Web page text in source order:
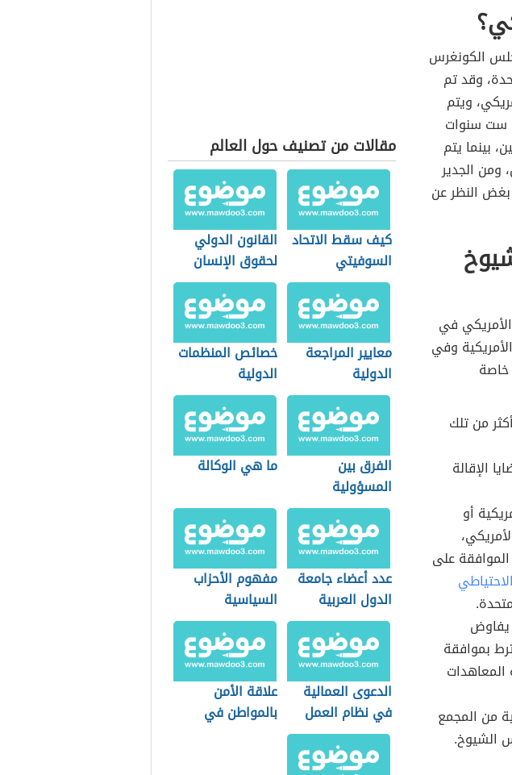
الكونغرس
وقد تم
ويتم
ست سنوات
بينما يتم
ومن الجدير
بغض النظر عن
في
وفي
من تلك
الإقالة
أو
الموافقة على
يفاوض
بموافقة
من المجمع
الشيوخ.
مقالات من تصنيف حول العالم
كيف سقط الاتحاد
السوفيتي
القانون الدولي
لحقوق الإنسان
معايير المراجعة
الدولية
خصائص المنظمات
الدولية
الفرق بين
المسؤولية
التقصيرية
والعقدية
ما هي الوكالة
عدد أعضاء جامعة
الدول العربية
مفهوم الأحزاب
السياسية
الدعوى العمالية
في نظام العمل
السعودي
علاقة الأمن
بالمواطن في